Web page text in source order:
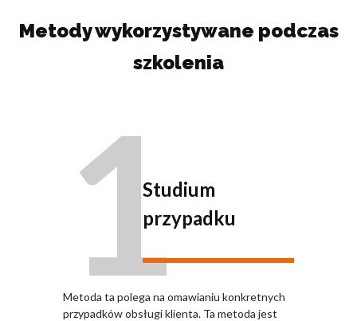
Metody wykorzystywane podczas
szkolenia
1Studium
przypadku
Metoda ta polega na omawianiu konkretnych
przypadków obsługi klienta. Ta metoda jest